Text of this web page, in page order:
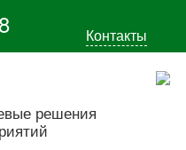
Контакты
решения